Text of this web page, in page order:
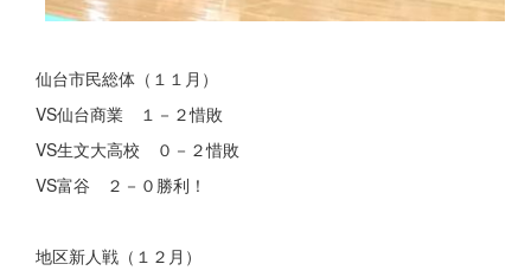
仙台市民総体（１１月）
VS仙台商業 １－２惜敗
VS生文大高校 ０－２惜敗
VS富谷 ２－０勝利！
地区新人戦（１２月）